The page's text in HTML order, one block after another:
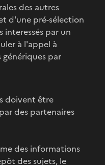
des autres
d'une pré-sélection
interessés par un
à l'appel à
par
doivent être
des partenaires
des informations
des sujets, le